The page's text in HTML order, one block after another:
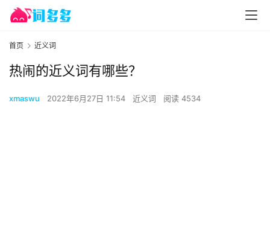
首页 近义词
热闹的近义词有哪些？
xmaswu 2022年6月27日 11:54 近义词 阅读 4534